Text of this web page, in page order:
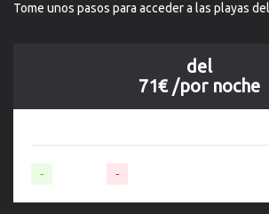
Tome unos pasos para acceder a las playas
del
71€/por noche
- -